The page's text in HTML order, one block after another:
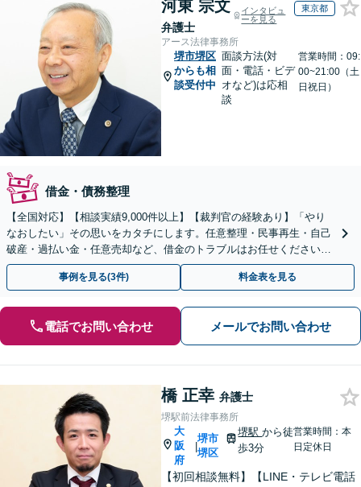
河東 宗文
弁護士
インタビュ
ーを見る
東京都
アース法律事務所
堺市堺区
からも相
談受付中
面談方法(対
面・電話・ビデ
オなど)は応相
談
営業時間：09:
00~21:00（土
日祝日）
借金・債務整理
【全国対応】【相談実績9,000件以上】【裁判官の経験あり】「やり
なおしたい」その思いをカタチにします。任意整理・民事再生・自己
破産・過払い金・任意売却など、借金のトラブルはお任せください。
【初回相談無料】【全国対応可能】
事例を見る(3件) 料金表を見る
電話でお問い合わせ メールでお問い合わせ
橋 正幸 弁護士
堺駅前法律事務所
大
阪
府
|
堺市
堺区
堺駅から徒
歩3分
営業時間：本
日定休日
【初回相談無料】【LINE・テレビ電話